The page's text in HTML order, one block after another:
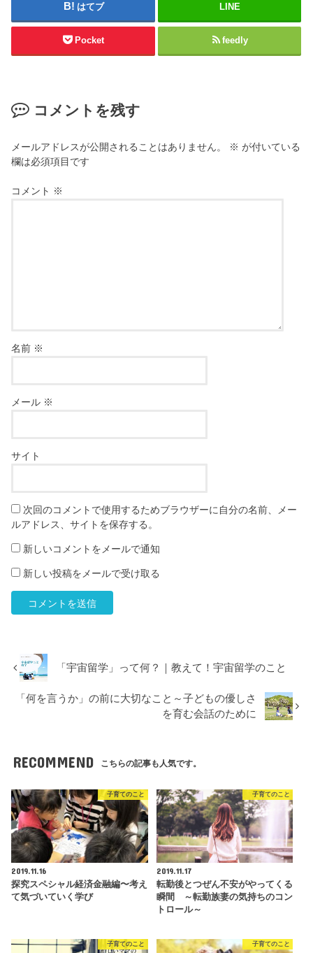
はてブ LINE
Pocket feedly
コメントを残す
メールアドレスが公開されることはありません。 ※ が付いている
欄は必須項目です
コメント ※
名前 ※
メール ※
サイト
次回のコメントで使用するためブラウザーに自分の名前、メー
ルアドレス、サイトを保存する。
新しいコメントをメールで通知
新しい投稿をメールで受け取る
「宇宙留学」って何？｜教えて！宇宙留学のこと
「何を言うか」の前に大切なこと～子どもの優しさ
を育む会話のために
RECOMMEND こちらの記事も人気です。
子育てのこと
2019.11.16
探究スペシャル経済金融編〜考え
て気づいていく学び
子育てのこと
2019.11.17
転勤後とつぜん不安がやってくる
瞬間 ～転勤族妻の気持ちのコン
トロール～
子育てのこと 子育てのこと